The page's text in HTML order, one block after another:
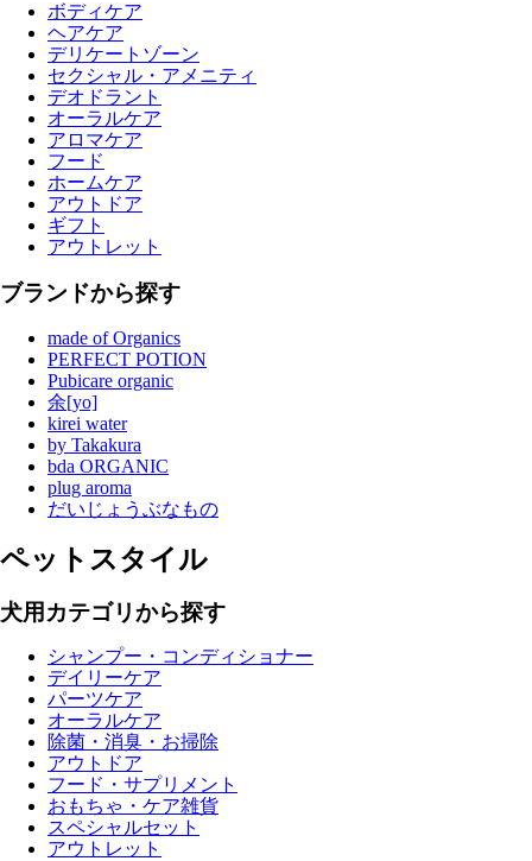
ボディケア
ヘアケア
デリケートゾーン
セクシャル・アメニティ
デオドラント
オーラルケア
アロマケア
フード
ホームケア
アウトドア
ギフト
アウトレット
ブランドから探す
made of Organics
PERFECT POTION
Pubicare organic
余[yo]
kirei water
by Takakura
bda ORGANIC
plug aroma
だいじょうぶなもの
ペットスタイル
犬用カテゴリから探す
シャンプー・コンディショナー
デイリーケア
パーツケア
オーラルケア
除菌・消臭・お掃除
アウトドア
フード・サプリメント
おもちゃ・ケア雑貨
スペシャルセット
アウトレット